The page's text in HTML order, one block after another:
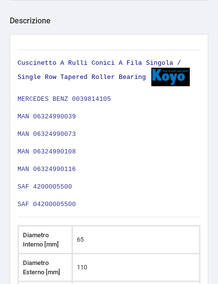
Descrizione
Cuscinetto A Rulli Conici A Fila Singola /
Single Row Tapered Roller Bearing
MERCEDES BENZ 0039814105
MAN 06324990039
MAN 06324990073
MAN 06324990108
MAN 06324990116
SAF 4200005500
SAF 04200005500
Diametro
Interno [mm]
65
Diametro
Esterno [mm]
110